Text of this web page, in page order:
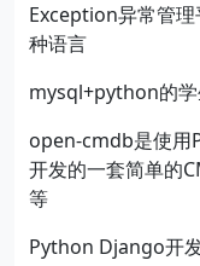
Exception异常管
种语言
mysql+python的
open-cmdb是使
开发的一套简单的
等
Python Django开